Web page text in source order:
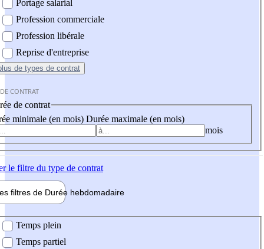
Portage salarial
Profession commerciale
Profession libérale
Reprise d'entreprise
de types de contrat
CONTRAT
de contrat
minimale (en mois) Durée maximale (en mois)
mois
le filtre du type de contrat
filtres de Durée hebdomadaire
Temps plein
Temps partiel